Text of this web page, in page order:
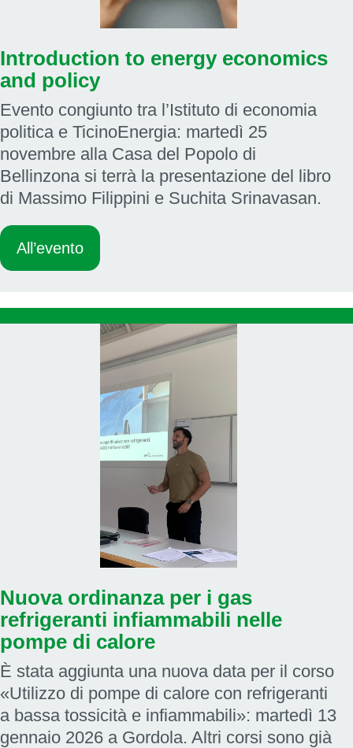
Introduction to energy economics
and policy
Evento congiunto tra l’Istituto di economia
politica e TicinoEnergia: martedì 25
novembre alla Casa del Popolo di
Bellinzona si terrà la presentazione del libro
di Massimo Filippini e Suchita Srinavasan.
All’evento
Nuova ordinanza per i gas
refrigeranti infiammabili nelle
pompe di calore
È stata aggiunta una nuova data per il corso
«Utilizzo di pompe di calore con refrigeranti
a bassa tossicità e infiammabili»: martedì 13
gennaio 2026 a Gordola. Altri corsi sono già